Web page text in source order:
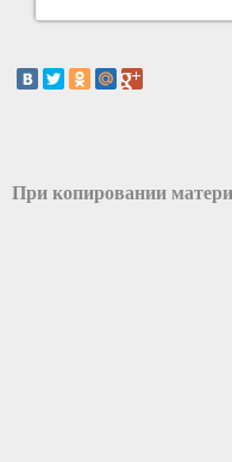
При копировании